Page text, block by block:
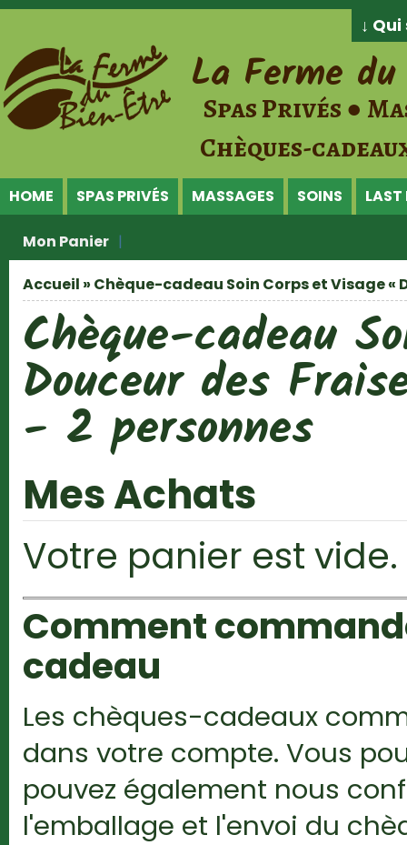
Jump to Content
↓
La Ferme
Spas Privés ●
Chèques-
HOME SPAS PRIVÉS MASSAGES SOINS LAST
Mon Panier
Vous êtes ici
Accueil » Chèque-cadeau Soin Corps et Visage «
Chèque-cadeau
Douceur des
- 2 personnes
Mes Achats
Votre panier est vide.
Comment
cadeau
Les chèques-cadeaux
dans votre compte. Vous
pouvez également nous
l'emballage et l'envoi du